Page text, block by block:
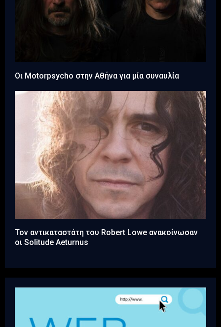
Οι Motorpsycho στην Αθήνα για μία συναυλία
Τον αντικαταστάτη του Robert Lowe ανακοίνωσαν
οι Solitude Aeturnus